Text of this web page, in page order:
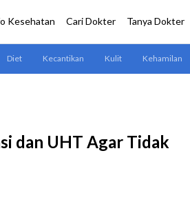
dan UHT Agar Tidak